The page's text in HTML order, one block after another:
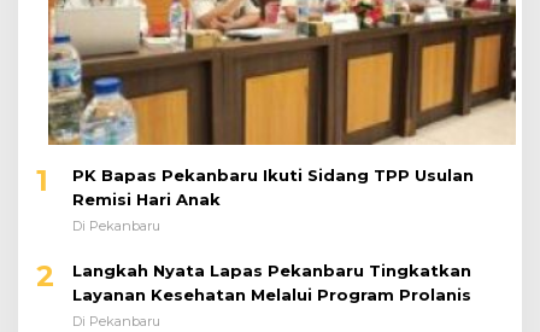
1
PK Bapas Pekanbaru Ikuti Sidang TPP Usulan
Remisi Hari Anak
Di Pekanbaru
2
Langkah Nyata Lapas Pekanbaru Tingkatkan
Layanan Kesehatan Melalui Program Prolanis
Di Pekanbaru